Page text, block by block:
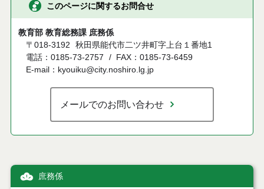
このページに関するお問合せ
教育部 教育総務課 庶務係
〒018-3192
秋田県能代市二ツ井町字上台１番地1
電話：0185-73-2757
FAX：0185-73-6459
E-mail：kyouiku@city.noshiro.lg.jp
メールでのお問い合わせ
庶務係